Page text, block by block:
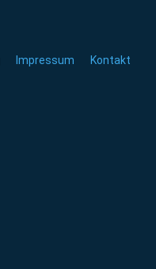
Impressum Kontakt